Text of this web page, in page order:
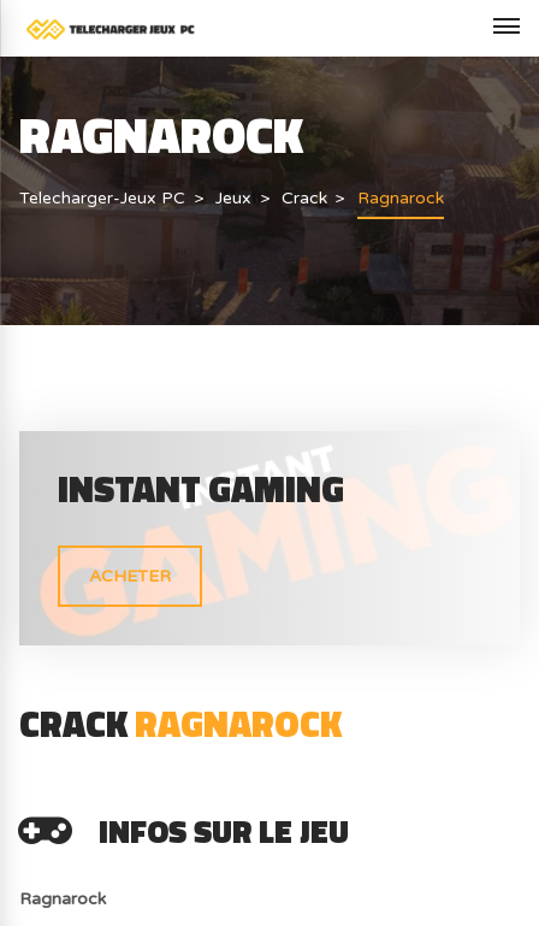
RAGNAROCK
Telecharger-Jeux PC Jeux Crack Ragnarock
INSTANT GAMING
ACHETER
CRACKRAGNAROCK
INFOS SUR LE JEU
Ragnarock